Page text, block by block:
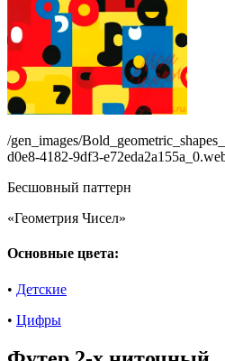
/gen_images/
d0e8-4182-9df3-
Бесшовный паттерн
«Геометрия Чисел»
Основные цвета:
• Детские
• Цифры